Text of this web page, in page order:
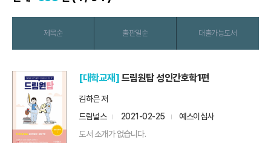
제목순 출판일순 대출가능도서
[대학교재] 드림원탑 성인간호학1편
김하은 저
드림널스
2021-02-25
예스이십사
도서 소개가 없습니다.